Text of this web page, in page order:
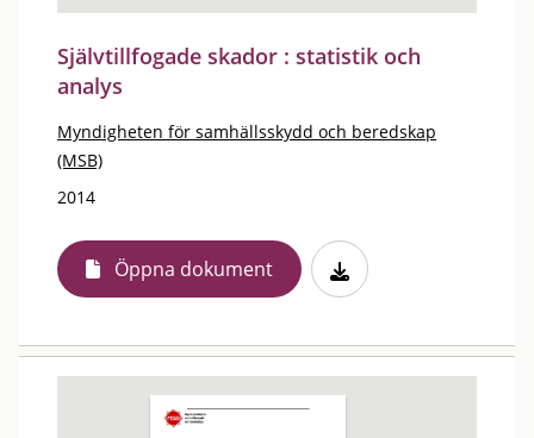
Självtillfogade skador : statistik och
analys
Myndigheten för samhällsskydd och beredskap
(MSB)
2014
Öppna dokument